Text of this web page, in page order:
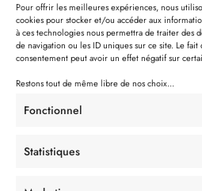
Pour offrir les meilleures expériences, nous
cookies pour stocker et/ou accéder aux
à ces technologies nous permettra de traiter des
de navigation ou les ID uniques sur ce site. Le
consentement peut avoir un effet négatif sur
Restons tout de même libre de nos choix...
Fonctionnel
Statistiques